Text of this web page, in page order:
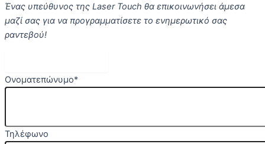
Ένας υπεύθυνος της Laser Touch θα επικοινωνήσει άμεσα
μαζί σας για να προγραμματίσετε το ενημερωτικό σας
ραντεβού!
Ονοματεπώνυμο*
Τηλέφωνο